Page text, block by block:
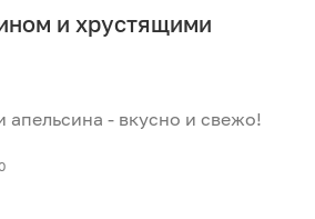
и хрустящими
апельсина - вкусно и свежо!